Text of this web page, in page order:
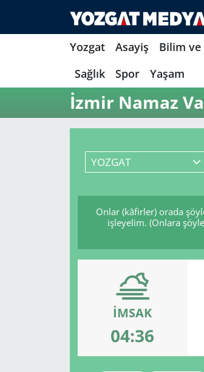
Yozgat Asayiş Bilim
Sağlık
Spor Yaşam
İzmir Namaz
YOZGAT
Onlar (kâfirler) orada
işleyelim. (Onlara
İMSAK
04:36